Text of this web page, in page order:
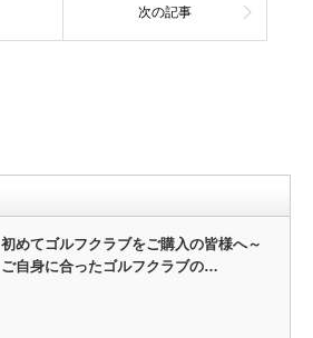
次の記事
初めてゴルフクラブをご購入の皆様へ～
ご自身に合ったゴルフクラブの…